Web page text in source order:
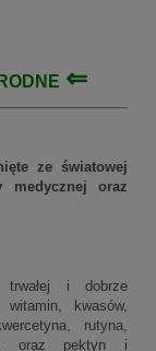
⇐
ze światowej
medycznej oraz
i dobrze
kwasów,
rutyna,
oraz pektyn i